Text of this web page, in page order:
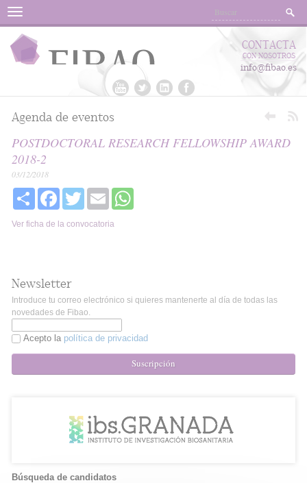
Menu
CONTACTA
CON NOSOTROS
info@fibao.es
Agenda de eventos
POSTDOCTORAL RESEARCH FELLOWSHIP AWARD
2018-2
03/12/2018
Share FacebookTwitter Email
Ver ficha de la convocatoria
Newsletter
Introduce tu correo electrónico si quieres mantenerte al día de todas las
novedades de Fibao.
Acepto la política de privacidad
Suscripción
Búsqueda de candidatos